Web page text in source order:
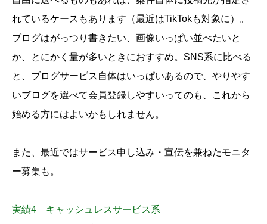
れているケースもあります（最近はTikTokも対象に）。
ブログはがっつり書きたい、画像いっぱい並べたいと
か、とにかく量が多いときにおすすめ。SNS系に比べる
と、ブログサービス自体はいっぱいあるので、やりやす
いブログを選べて会員登録しやすいってのも、これから
始める方にはよいかもしれません。
また、最近ではサービス申し込み・宣伝を兼ねたモニタ
ー募集も。
実績4 キャッシュレスサービス系